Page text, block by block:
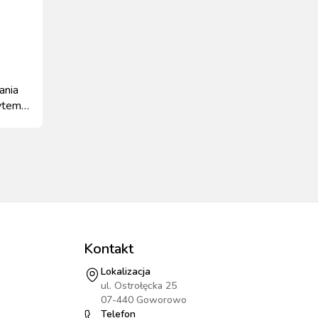
Kontakt
Lokalizacja
ul. Ostrołęcka 25
07-440 Goworowo
Telefon